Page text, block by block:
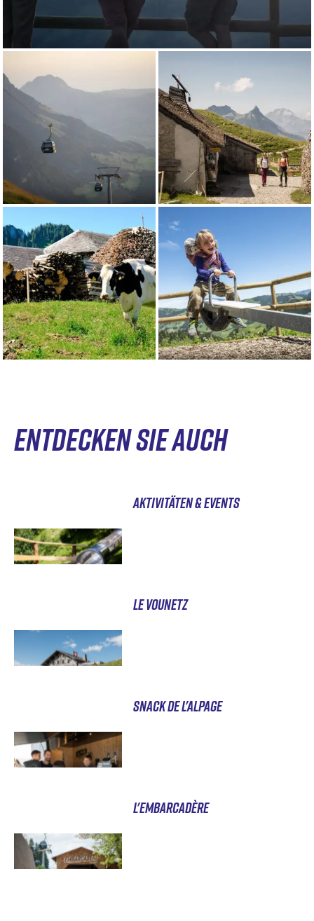
Umwelt darstellen, verschandeln weggeworfene
Zigarettenstummel in den Bergen auch unsere
Landschaften.
ENTDECKEN SIE AUCH
AKTIVITÄTEN & EVENTS
LE VOUNETZ
SNACK DE L'ALPAGE
L'EMBARCADÈRE